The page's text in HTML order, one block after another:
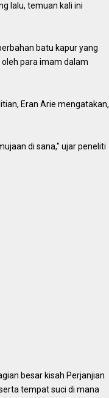
lalu, temuan kali ini
batu kapur yang
para imam dalam
Eran Arie mengatakan,
di sana," ujar peneliti
besar kisah Perjanjian
tempat suci di mana